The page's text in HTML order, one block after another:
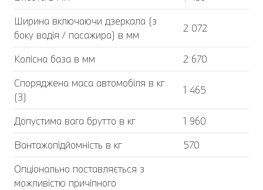
Ширина включаючи дзеркала (з
боку водія / пасажира) в мм
2 072
Колісна база в мм
2 670
Споряджена маса автомобіля в кг
(3)
1 465
Допустима вага брутто в кг
1 960
Вантажопідйомність в кг
570
Опціонально поставляється з
можливістю причіпного